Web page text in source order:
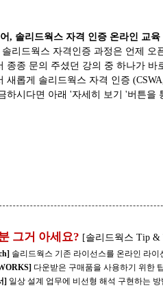
, 솔리드웍스 자격 인증 온라인 교
리드웍스 자격인증 과정은 언제 오
종종 문의 주셨던 강의 중 하나가
새롭게 솔리드웍스 자격 인증
하시다면 아래 '자세히 보기 '버튼을
그거 아세요? [솔리드웍스 Tip &
솔리드웍스 기존 라이선스를 온라인 라
다운받은 구매품을 사용하기 위한
] 일상 설계 업무에 비선형 해석 구현하는 방